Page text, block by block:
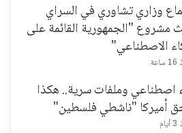
وزاري تشاوري في السراي
مشروع "الجمهورية القائمة على
الاصطناعي"
اصطناعي وملفات سرية.. هكذا
أميركا "ناشطي فلسطين"